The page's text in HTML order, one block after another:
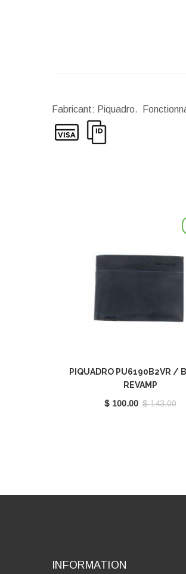
Fabricant: Piquadro.
PIQUADRO PU6190B2VR /
REVAMP
$ 100.00 $ 143.00
INFORMATION